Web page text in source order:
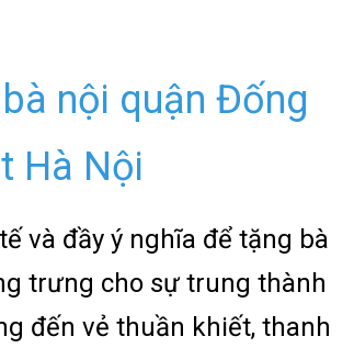
nội quận Đống
Hà Nội
và đầy ý nghĩa để tặng bà
trưng cho sự trung thành
đến vẻ thuần khiết, thanh